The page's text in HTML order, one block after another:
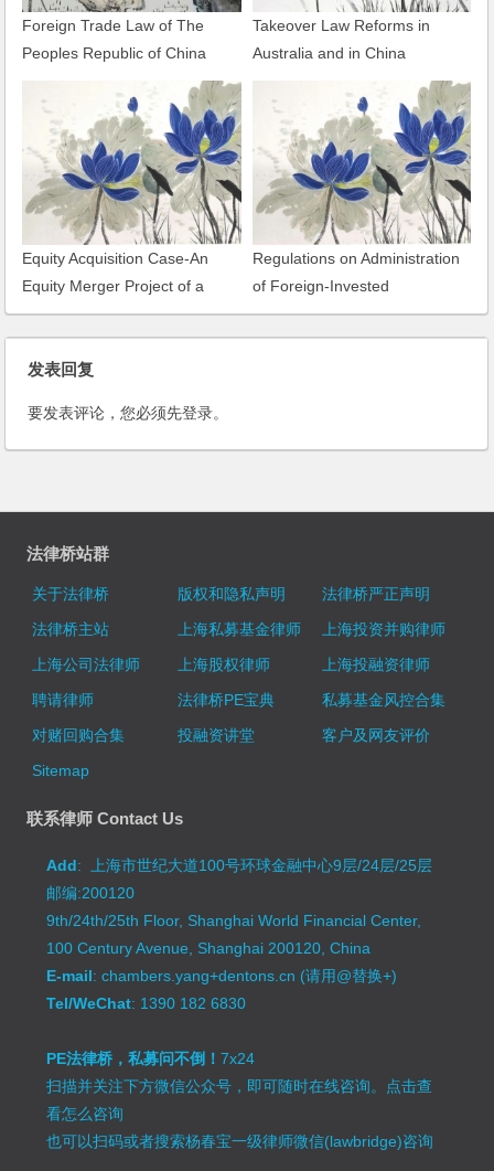
Foreign Trade Law of The
Peoples Republic of China
Takeover Law Reforms in
Australia and in China
Equity Acquisition Case-An
Equity Merger Project of a
Mining Company
Regulations on Administration
of Foreign-Invested
Construction and Engineering
Design Enterprises
发表回复
要发表评论，您必须先登录。
法律桥站群
关于法律桥 版权和隐私声明
法律桥严正声明
法律桥主站
上海私募基金律师
上海投资并购律师
上海公司法律师
上海股权律师
上海投融资律师
聘请律师
法律桥PE宝典
私募基金风控合集
对赌回购合集
投融资讲堂
客户及网友评价
Sitemap
联系律师 Contact Us
Add: 上海市世纪大道100号环球金融中心9层/24层/25层
邮编:200120
9th/24th/25th Floor, Shanghai World Financial Center,
100 Century Avenue, Shanghai 200120, China
E-mail: chambers.yang+dentons.cn (请用@替换+)
Tel/WeChat: 1390 182 6830
PE法律桥，私募问不倒！7x24
扫描并关注下方微信公众号，即可随时在线咨询。 点击查
看怎么咨询
也可以扫码或者搜索杨春宝一级律师微信(lawbridge)咨询